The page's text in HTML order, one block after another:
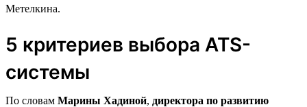
Метелкина.
5 критериев выбора ATS-
системы
По словам Марины Хадиной, директора по развитию